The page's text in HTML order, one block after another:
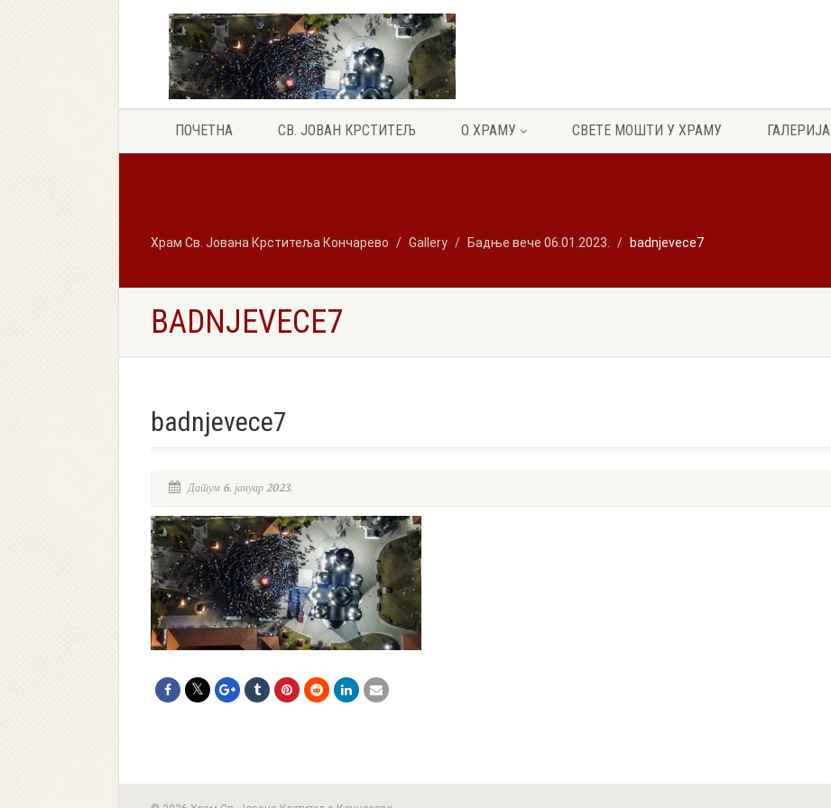
ПОЧЕТНА СВ. ЈОВАН КРСТИТЕЉ О ХРАМУ СВЕТЕ МОШТИ У ХРАМУ ГАЛЕРИЈА
Храм Св. Јована Крститеља Кончарево Gallery Бадње вече 06.01.2023. badnjevece7
BADNJEVECE7
badnjevece7
Датум 6. јануар 2023.